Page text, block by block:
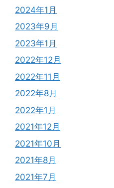
2024年1月
2023年9月
2023年1月
2022年12月
2022年11月
2022年8月
2022年1月
2021年12月
2021年10月
2021年8月
2021年7月